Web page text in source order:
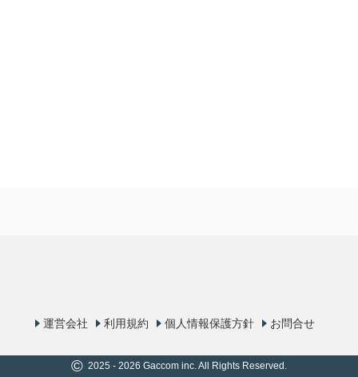
運営会社 利用規約 個人情報保護方針 お問合せ
© 2025 - 2026 Gaccom inc. All Rights Reserved.